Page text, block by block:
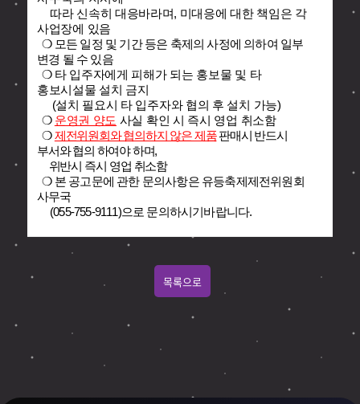
따라 신속히 대응바라며, 미대응에 대한 책임은 각
사업장에 있음
❍ 모든 일정 및 기간 등은 축제의 사정에 의하여 일부
변경 될 수 있음
❍ 타 입주자에게 피해가 되는 홍보물 및 타
홍보시설물 설치 금지
(설치 필요시 타 입주자와 협의 후 설치 가능)
❍ 운영권 양도 사실 확인 시 즉시 영업 취소함
❍제전위원회와 협의하지 않은 제품판매시 반드시
부서와 협의 하여야 하며,
위반시 즉시 영업 취소함
❍ 본 공고문에 관한 문의사항은 유등축제제전위원회
사무국
(055-755-9111)으로 문의하시기바랍니다.
목록으로